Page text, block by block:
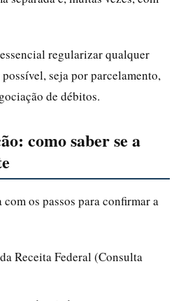
regularizar qualquer
seja por parcelamento,
de débitos.
como saber se a
os passos para confirmar a
da Receita Federal (Consulta